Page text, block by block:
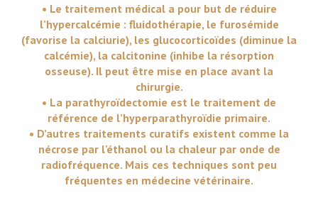
• Le traitement médical a pour but de réduire
l’hypercalcémie : fluidothérapie, le furosémide
(favorise la calciurie), les glucocorticoïdes (diminue la
calcémie), la calcitonine (inhibe la résorption
osseuse). Il peut être mise en place avant la
chirurgie.
• La parathyroïdectomie est le traitement de
référence de l’hyperparathyroïdie primaire.
• D’autres traitements curatifs existent comme la
nécrose par l’éthanol ou la chaleur par onde de
radiofréquence. Mais ces techniques sont peu
fréquentes en médecine vétérinaire.